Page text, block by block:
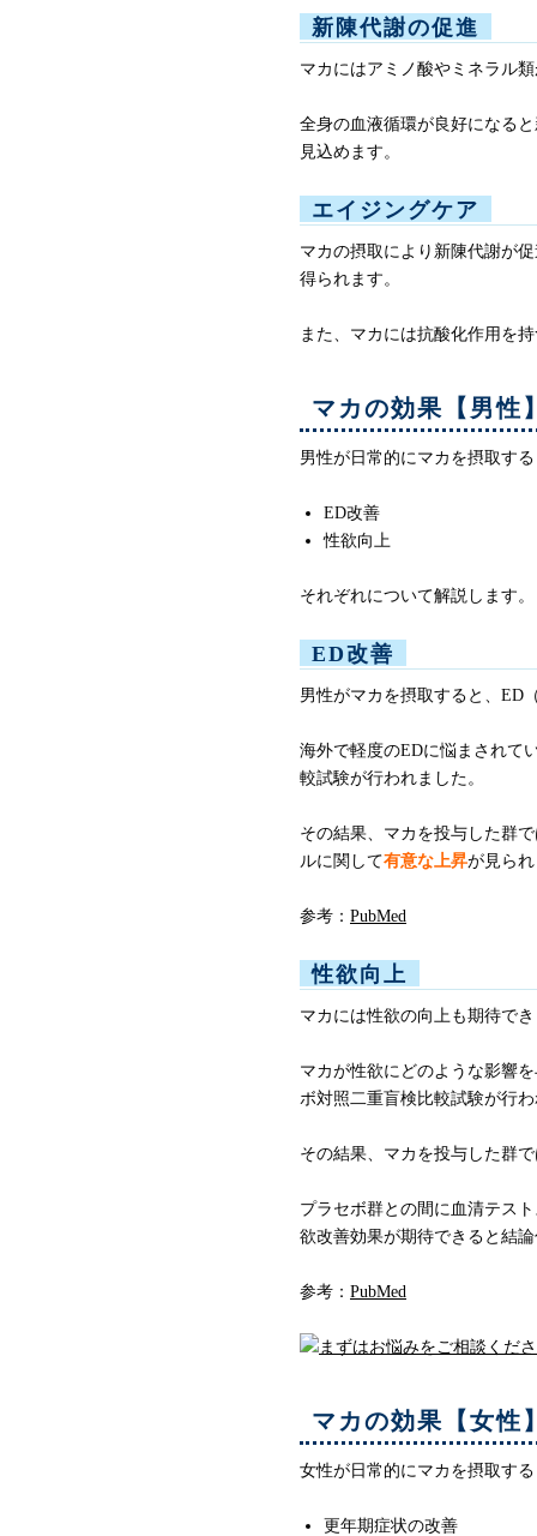
新陳代謝の促進
マカにはアミノ酸やミネラル
全身の血液循環が良好になる
見込めます。
エイジングケア
マカの摂取により新陳代謝が
得られます。
また、マカには抗酸化作用を
マカの効果【男性
男性が日常的にマカを摂取す
ED改善
性欲向上
それぞれについて解説します。
ED改善
男性がマカを摂取すると、ED
海外で軽度のEDに悩まされて
較試験が行われました。
その結果、マカを投与した群
ルに関して有意な上昇が見ら
参考： PubMed
性欲向上
マカには性欲の向上も期待で
マカが性欲にどのような影響
ボ対照二重盲検比較試験が行
その結果、マカを投与した群
プラセボ群との間に血清テス
欲改善効果が期待できると結
参考： PubMed
マカの効果【女性
女性が日常的にマカを摂取す
更年期症状の改善